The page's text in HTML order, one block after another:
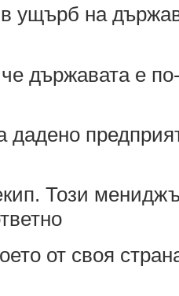
ущърб на
държавата е
дадено
Този
от своя